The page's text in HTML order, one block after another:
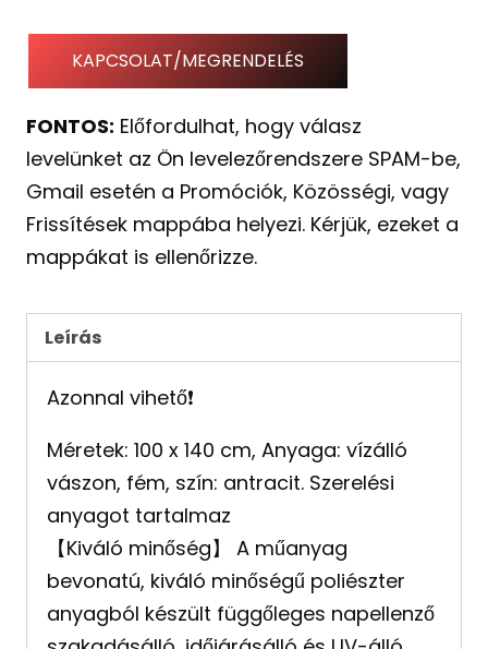
KAPCSOLAT/MEGRENDELÉS
FONTOS: Előfordulhat, hogy válasz
levelünket az Ön levelezőrendszere SPAM-be,
Gmail esetén a Promóciók, Közösségi, vagy
Frissítések mappába helyezi. Kérjük, ezeket a
mappákat is ellenőrizze.
Leírás
Azonnal vihető❗️
Méretek: 100 x 140 cm, Anyaga: vízálló
vászon, fém, szín: antracit. Szerelési
anyagot tartalmaz
【Kiváló minőség】 A műanyag
bevonatú, kiváló minőségű poliészter
anyagból készült függőleges napellenző